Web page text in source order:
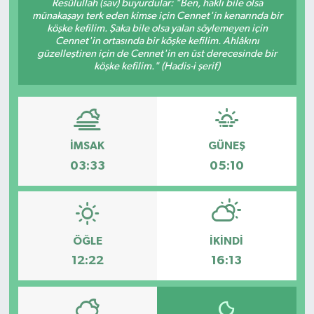
Resûlullah (sav) buyurdular: "Ben, haklı bile olsa
münakaşayı terk eden kimse için Cennet'in kenarında bir
köşke kefilim. Şaka bile olsa yalan söylemeyen için
Cennet'in ortasında bir köşke kefilim. Ahlâkını
güzelleştiren için de Cennet'in en üst derecesinde bir
köşke kefilim." (Hadis-i şerif)
İMSAK
03:33
GÜNEŞ
05:10
ÖĞLE
12:22
İKINDI
16:13
KÜLTÜR SANAT
YAŞAM
LIFE
SARIGÖL
SARUHANLI
SELENDİ
KIRKAĞAÇ
DEMİRCİ
GÖLMARMARA
GÖRDES
KÖPRÜBAŞI
KULA
SALİHLİ
SARIGÖL
SARUHANLI
ŞEHZADELER
SELENDİ
TURGUTLU
EKONOMİ
EĞİTİM
KÜLTÜR SANAT
YAŞAM
BİLİM VE TEKNOLOJİ
MANİSA'NIN YÖRESEL LEZZETLERİ